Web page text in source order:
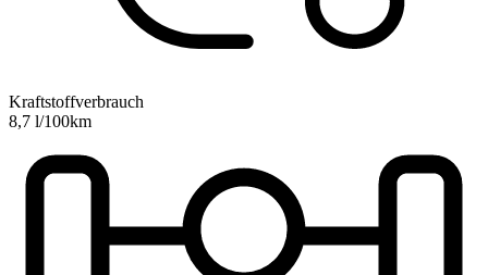
Kraftstoffverbrauch
8,7 l/100km